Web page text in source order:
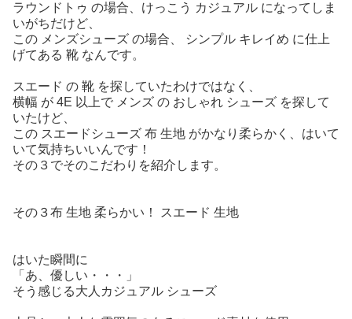
ラウンドトゥ の場合、けっこう カジュアル になってしま
いがちだけど、
この メンズシューズ の場合、 シンプル キレイめ に仕上
げてある 靴 なんです。
スエード の 靴 を探していたわけではなく、
横幅 が 4E 以上で メンズ の おしゃれ シューズ を探して
いたけど、
この スエードシューズ 布 生地 がかなり柔らかく、はいて
いて気持ちいいんです！
その３でそのこだわりを紹介します。
その３布 生地 柔らかい！ スエード 生地
はいた瞬間に
「あ、優しい・・・」
そう感じる大人カジュアル シューズ